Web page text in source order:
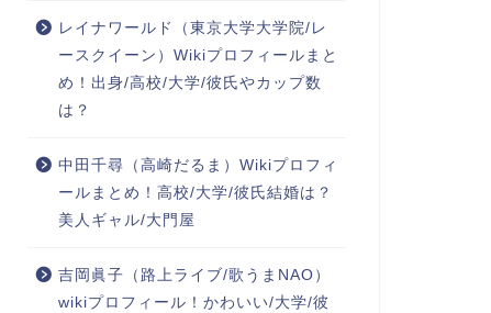
レイナワールド（東京大学大学院/レ
ースクイーン）Wikiプロフィールまと
め！出身/高校/大学/彼氏やカップ数
は？
中田千尋（高崎だるま）Wikiプロフィ
ールまとめ！高校/大学/彼氏結婚は？
美人ギャル/大門屋
吉岡眞子（路上ライブ/歌うまNAO）
wikiプロフィール！かわいい/大学/彼